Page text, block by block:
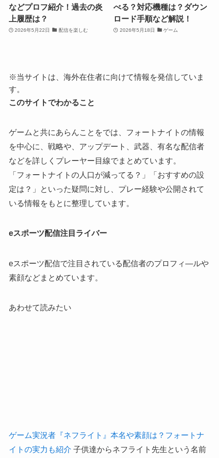
などプロフ紹介！過去の炎
上履歴は？
2026年5月22日 配信を楽しむ
べる？対応機種は？ダウン
ロード手順など解説！
2026年5月18日 ゲーム
※当サイトは、海外在住者に向けて情報を発信していま
す。
このサイトでわかること
ゲームと共にあらんことをでは、フォートナイトの情報
を中心に、戦略や、アップデート、武器、有名な配信者
などを詳しくプレーヤー目線でまとめています。
「フォートナイトの人口が減ってる？」「おすすめの設
定は？」といった疑問に対し、プレー経験や公開されて
いる情報をもとに整理しています。
eスポーツ配信注目ライバー
eスポーツ配信で注目されている配信者のプロフィ―ルや
素顔などまとめています。
あわせて読みたい
ゲーム実況者『ネフライト』本名や素顔は？フォートナ
イトの実力も紹介 子供達からネフライト先生という名前